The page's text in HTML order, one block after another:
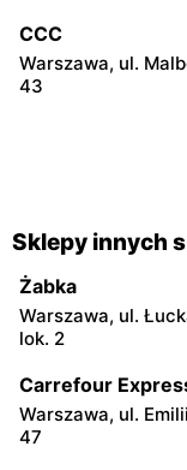
CCC
Warszawa, ul.
43
CCC
Łomianki, ul.
CCC
Pruszków, ul.
CCC
Legionowo, ul.
Sklepy innych
Żabka
Warszawa, ul.
lok. 2
Carrefour
Warszawa, ul.
47